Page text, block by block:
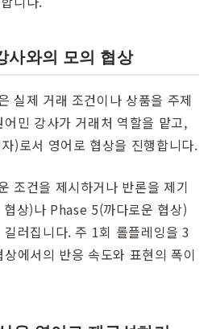
사와의 모의 협상
실제 거래 조건이나 상품을 주제
민 강사가 거래처 역할을 맡고,
)로서 영어로 협상을 진행합니다.
조건을 제시하거나 반론을 제기
상)나 Phase 5(까다로운 협상)
러집니다. 주 1회 롤플레잉을 3
에서의 반응 속도와 표현의 폭이